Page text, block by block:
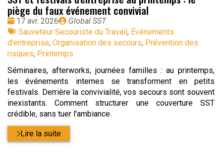
piège du faux événement convivial
Date
:
17 avr. 2026
Publié
par
Global SST
Tags
:
Sauveteur Secouriste du Travail, Événements
d'entreprise, Organisation des secours, Prévention des
risques, Printemps
Séminaires, afterworks, journées familles : au printemps,
les événements internes se transforment en petits
festivals. Derrière la convivialité, vos secours sont souvent
inexistants. Comment structurer une couverture SST
crédible, sans tuer l'ambiance.
Lire la suite